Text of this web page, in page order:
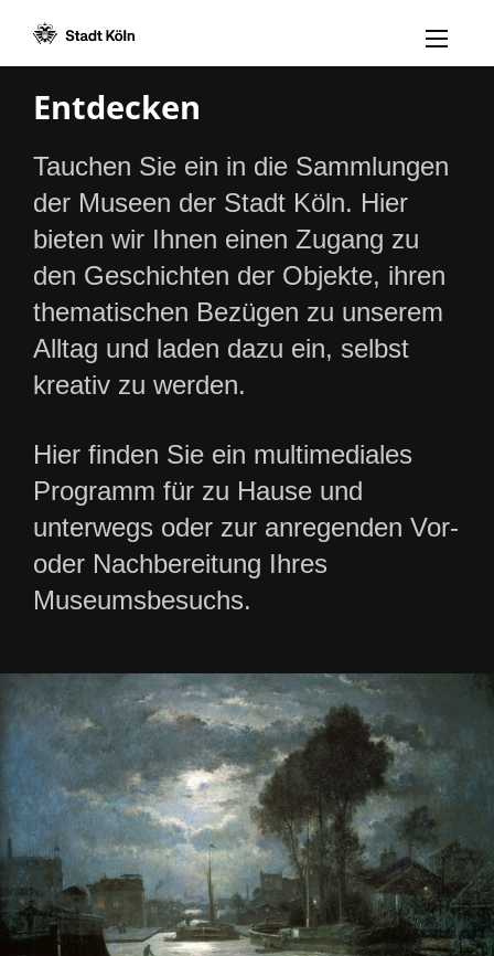
Menü
Entdecken
Tauchen Sie ein in die Sammlungen
der Museen der Stadt Köln. Hier
bieten wir Ihnen einen Zugang zu
den Geschichten der Objekte, ihren
thematischen Bezügen zu unserem
Alltag und laden dazu ein, selbst
kreativ zu werden.
Hier finden Sie ein multimediales
Programm für zu Hause und
unterwegs oder zur anregenden Vor-
oder Nachbereitung Ihres
Museumsbesuchs.